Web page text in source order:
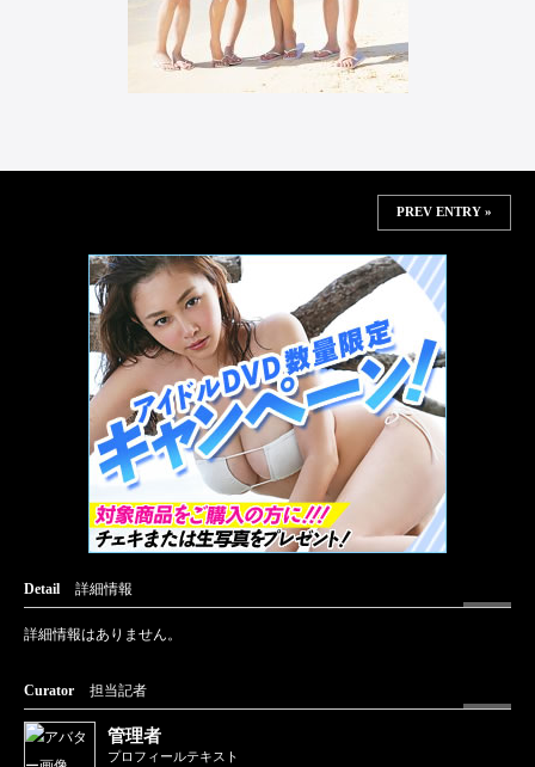
PREV ENTRY »
Detail 詳細情報
詳細情報はありません。
Curator 担当記者
管理者
プロフィールテキスト